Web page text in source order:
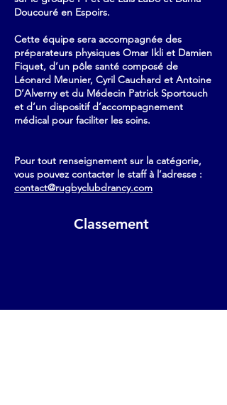
Doucouré en Espoirs.
Cette équipe sera accompagnée des
préparateurs physiques Omar Ikli et Damien
Fiquet, d’un pôle santé composé de
Léonard Meunier, Cyril Cauchard et Antoine
D’Alverny et du Médecin Patrick Sportouch
et d’un dispositif d’accompagnement
médical pour faciliter les soins.
Pour tout renseignement sur la catégorie,
vous pouvez contacter le staff à l’adresse :
contact@rugbyclubdrancy.com
Classement